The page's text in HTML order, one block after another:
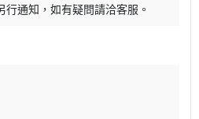
行通知，如有疑問請洽客服。